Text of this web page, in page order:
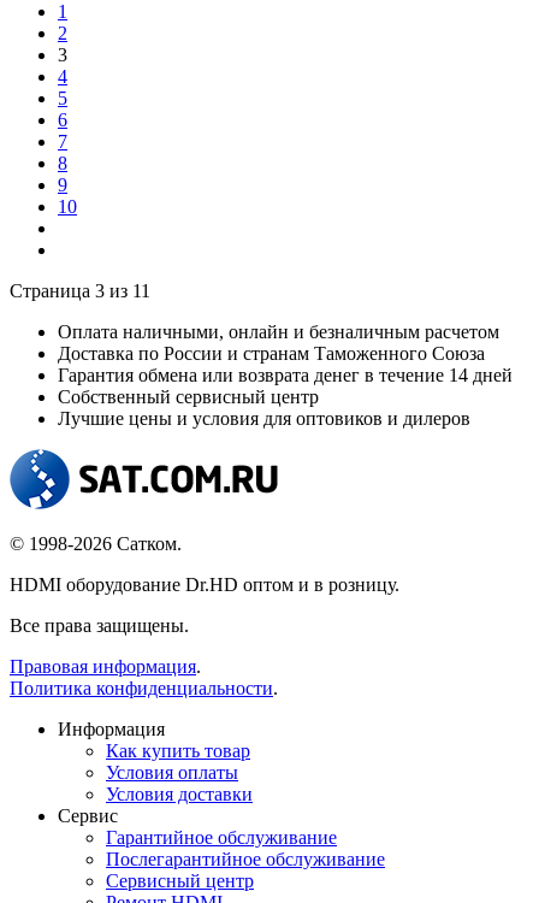
1
2
3
4
5
6
7
8
9
10
Страница 3 из 11
Оплата наличными, онлайн и безналичным расчетом
Доставка по России и странам Таможенного Союза
Гарантия обмена или возврата денег в течение 14 дней
Собственный сервисный центр
Лучшие цены и условия для оптовиков и дилеров
© 1998-2026 Сатком.
HDMI оборудование Dr.HD оптом и в розницу.
Все права защищены.
Правовая информация.
Политика конфиденциальности.
Информация
Как купить товар
Условия оплаты
Условия доставки
Сервис
Гарантийное обслуживание
Послегарантийное обслуживание
Сервисный центр